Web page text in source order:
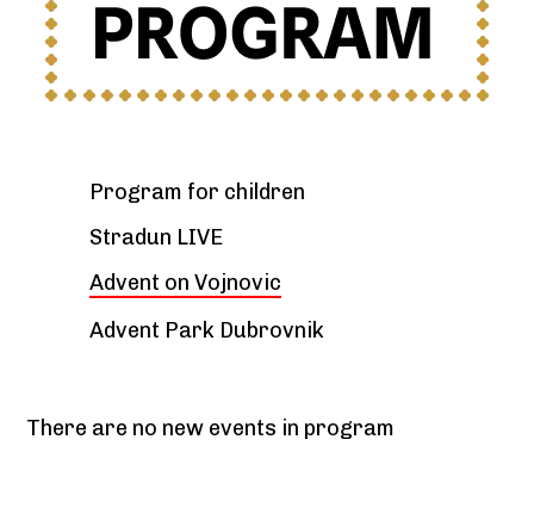
Program for children
Stradun LIVE
Advent on Vojnovic
Advent Park Dubrovnik
There are no new events in program